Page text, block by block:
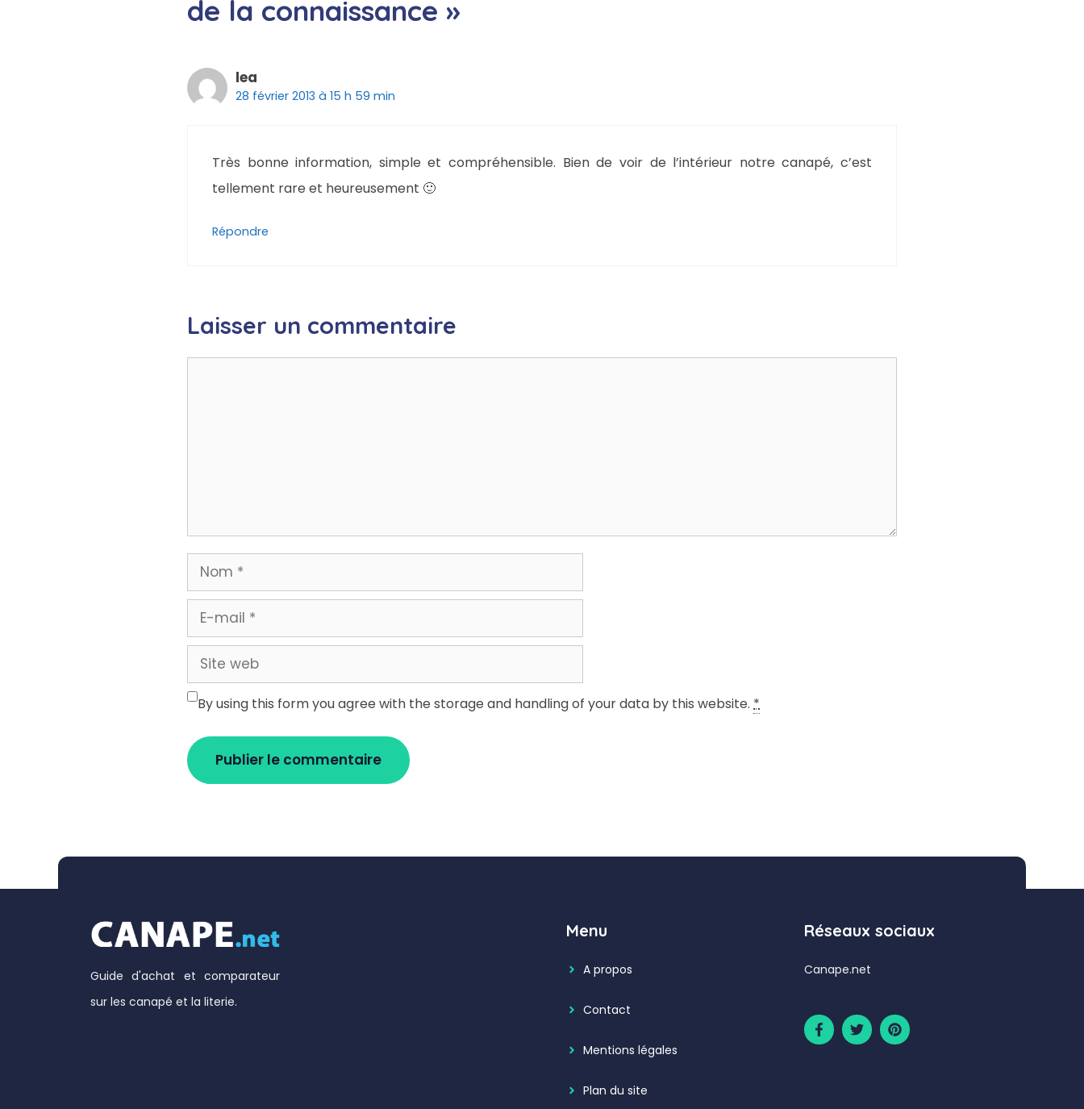
de la connaissance »
lea
28 février 2013 à 15 h 59 min
Très bonne information, simple et compréhensible. Bien de voir de l’intérieur notre canapé, c’est
tellement rare et heureusement 🙂
Répondre
Laisser un commentaire
Nom
mail
Site
web
By using this form you agree with the storage and handling of your data by this website. *
Guide d'achat et comparateur
sur les canapé et la literie.
Menu
A propos
Contact
Mentions légales
Plan du site
Réseaux sociaux
Canape.net